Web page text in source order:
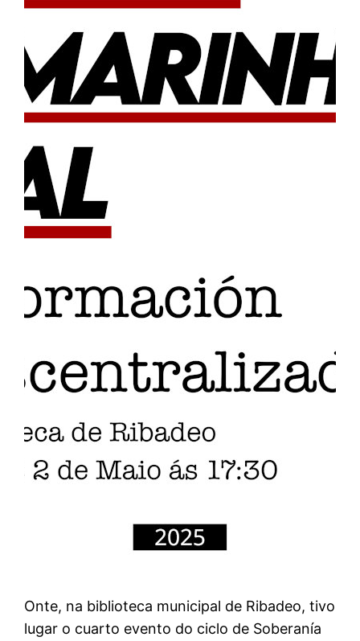
Onte, na biblioteca municipal de Ribadeo, tivo
lugar o cuarto evento do ciclo de Soberanía